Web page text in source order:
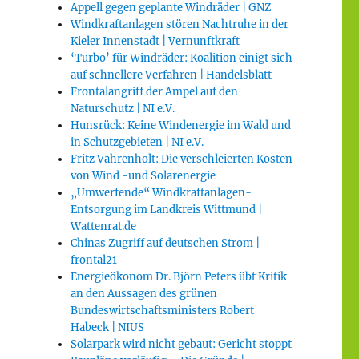
Appell gegen geplante Windräder | GNZ
Windkraftanlagen stören Nachtruhe in der
Kieler Innenstadt | Vernunftkraft
‘Turbo’ für Windräder: Koalition einigt sich
auf schnellere Verfahren | Handelsblatt
Frontalangriff der Ampel auf den
Naturschutz | NI e.V.
Hunsrück: Keine Windenergie im Wald und
in Schutzgebieten | NI e.V.
Fritz Vahrenholt: Die verschleierten Kosten
von Wind -und Solarenergie
„Umwerfende“ Windkraftanlagen-
Entsorgung im Landkreis Wittmund |
Wattenrat.de
Chinas Zugriff auf deutschen Strom |
frontal21
Energieökonom Dr. Björn Peters übt Kritik
an den Aussagen des grünen
Bundeswirtschaftsministers Robert
Habeck | NIUS
Solarpark wird nicht gebaut: Gericht stoppt